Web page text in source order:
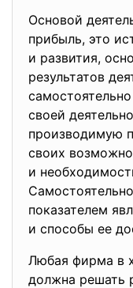
Основой
прибыль, это
и развития,
результатов
своей
производимую
своих
и
показателем
и способы ее
Любая фирма в
должна решать